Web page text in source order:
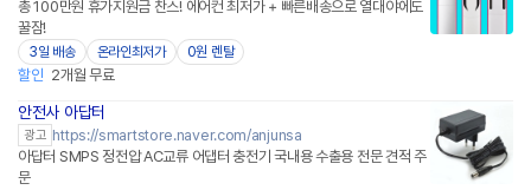
총 100만원 휴가지원금 찬스! 에어컨 최저가 + 빠른배송으로 열대야에도
꿀잠!
3일 배송 온라인최저가 0원 렌탈
할인 2개월 무료
안전사 아답터
광고 https://smartstore.naver.com/anjunsa
아답터 SMPS 정전압 AC교류 어댑터 충전기 국내용 수출용 전문 견적 주
문